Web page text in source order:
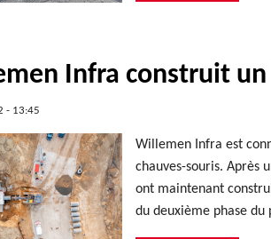
Infra construit
- 13:45
Willemen Infra est
chauves-souris. Après
ont maintenant
du deuxième phase du